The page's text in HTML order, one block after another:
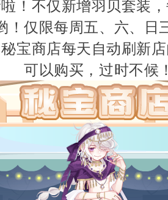
！不仅新增羽贝套装
！仅限每周五、六、日
宝商店每天自动刷新
可以购买，过时不候